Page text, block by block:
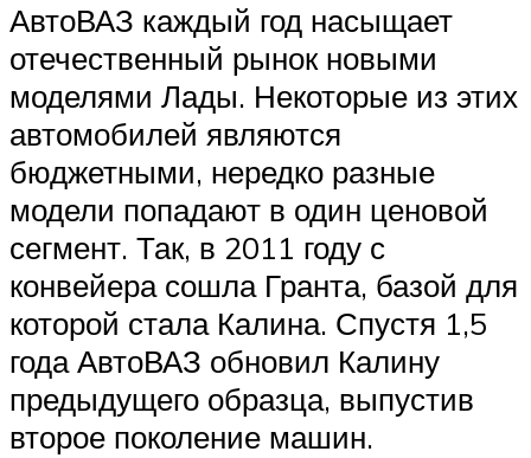
АвтоВАЗ каждый год насыщает
отечественный рынок новыми
моделями Лады. Некоторые из этих
автомобилей являются
бюджетными, нередко разные
модели попадают в один ценовой
сегмент. Так, в 2011 году с
конвейера сошла Гранта, базой для
которой стала Калина. Спустя 1,5
года АвтоВАЗ обновил Калину
предыдущего образца, выпустив
второе поколение машин.